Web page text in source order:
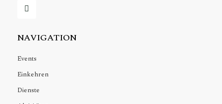
F
a
b
o
k
f
NAVIGATION
Events
Einkehren
Dienste